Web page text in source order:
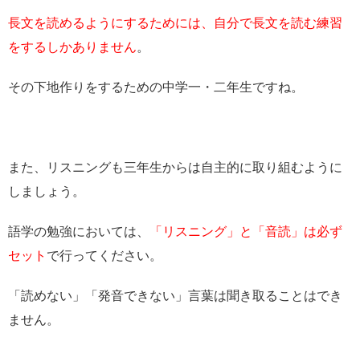
長文を読めるようにするためには、自分で長文を読む練習
をするしかありません。
その下地作りをするための中学一・二年生ですね。
また、リスニングも三年生からは自主的に取り組むように
しましょう。
語学の勉強においては、
「リスニング」と「音読」は必ず
セット で行ってください。
「読めない」「発音できない」言葉は聞き取ることはでき
ません。